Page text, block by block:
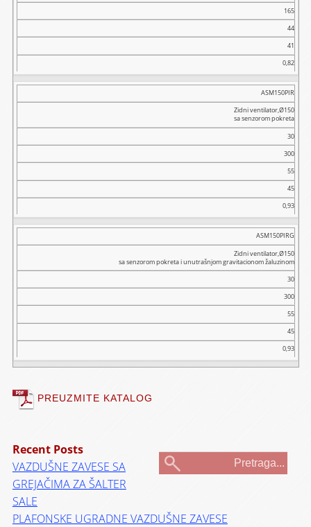
165
44
41
0,82
ASM150PIR
Zidni ventilator,Ø150
sa senzorom pokreta
30
300
55
45
0,93
ASM150PIRG
Zidni ventilator,Ø150
sa senzorom pokreta i unutrašnjom gravitacionom žaluzinom
30
300
55
45
0,93
PREUZMITE KATALOG
Recent Posts
VAZDUŠNE ZAVESE SA
GREJAČIMA ZA ŠALTER
SALE
PLAFONSKE UGRADNE VAZDUŠNE ZAVESE